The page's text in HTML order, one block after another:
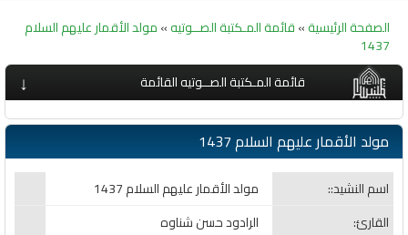
الصفحة الرئيسية»قائمة المـكتبة الصــوتيه»مولد الأقمار عليهم السلام
1437
↓ قائمة المـكتبة الصــوتيه القائمة
مولد الأقمار عليهم السلام 1437
اسم النشيد::
مولد الأقمار عليهم السلام 1437
القارئ:
الرادود حسن شناوه